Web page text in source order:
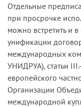
Отдельные
при просрочке
можно встретить и
унификации
международных
УНИДРУА), статьи
европейского
Организации
международной